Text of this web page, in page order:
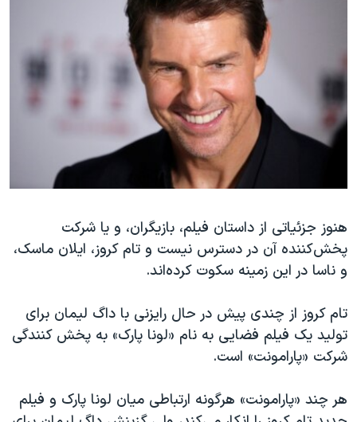
هنوز جزئیاتی از داستان ‌فیلم، بازیگران، و یا شرکت
پخش‌کننده آن در دسترس نیست ‌و تام کروز، ایلان ماسک،
و ناسا در این زمینه سکوت کرده‌اند.
تام کروز از چندی پیش در حال رایزنی با داگ لیمان برای
تولید یک فیلم فضایی به نام «لونا پارک» به پخش کنندگی
شرکت «پارامونت» است.
هر چند «پارامونت» هرگونه ارتباطی میان لونا پارک و فیلم